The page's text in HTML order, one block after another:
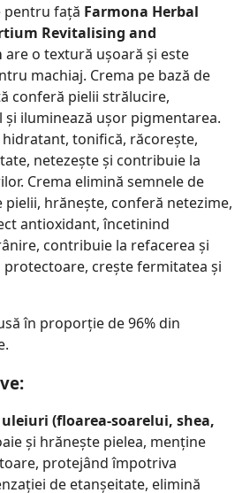
pentru față Farmona Herbal
Revitalising and
are o textură ușoară și este
machiaj. Crema pe bază de
conferă pielii strălucire,
iluminează ușor pigmentarea.
tonifică, răcorește,
netezește și contribuie la
Crema elimină semnele de
pielii, hrănește, conferă netezime,
antioxidant, încetinind
contribuie la refacerea și
crește fermitatea și
în proporție de 96% din
(floarea-soarelui, shea,
și hrănește pielea, menține
protejând împotriva
de etanșeitate, elimină